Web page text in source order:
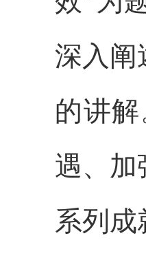
深入阐
的讲
遇、加
系列成